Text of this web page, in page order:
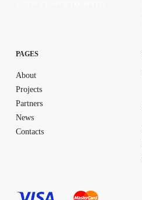
PAGES
About
Projects
Partners
News
Contacts